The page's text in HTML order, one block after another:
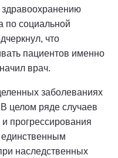
здравоохранению
по социальной
что
пациентов именно
врач.
заболеваниях
целом ряде случаев
прогрессирования
единственным
наследственных